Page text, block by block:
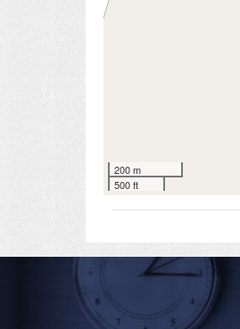
200 m
500 ft